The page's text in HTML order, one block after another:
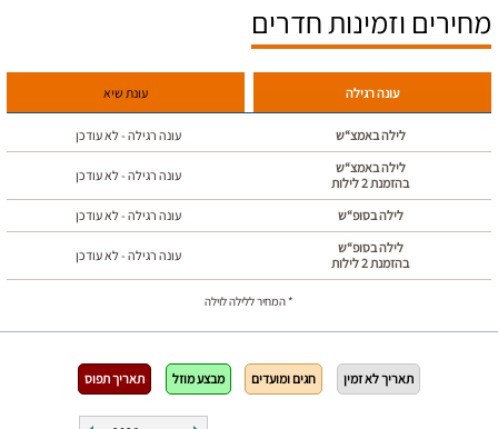
מחירים וזמינות חדרים
עונת שיא עונה רגילה
לילה באמצ“ש
עונה רגילה - לא עודכן
לילה באמצ“ש
בהזמנת 2 לילות
עונה רגילה - לא עודכן
לילה בסופ“ש
עונה רגילה - לא עודכן
לילה בסופ“ש
בהזמנת 2 לילות
עונה רגילה - לא עודכן
* המחיר ללילה לוילה
תאריך לא זמין חגים ומועדים מבצע מוזל תאריך תפוס